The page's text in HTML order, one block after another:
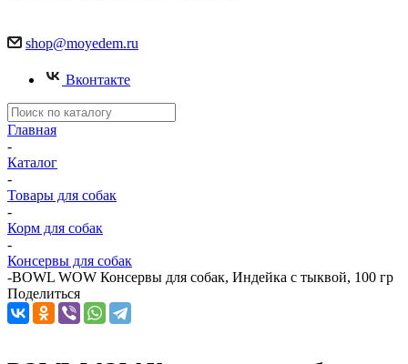
shop@moyedem.ru
Вконтакте
Главная
-
Каталог
-
Товары для собак
-
Корм для собак
-
Консервы для собак
-BOWL WOW Консервы для собак, Индейка с тыквой, 100 гр
Поделиться